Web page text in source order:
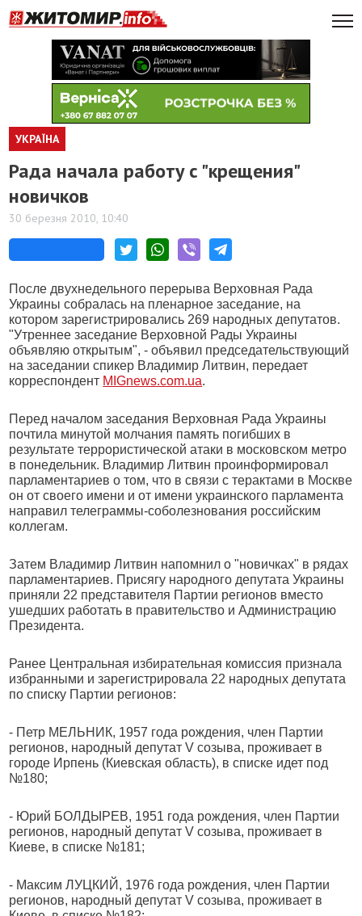
УКРАЇНА
Рада начала работу с "крещения"
новичков
30 березня 2010, 10:40
После двухнедельного перерыва Верховная Рада
Украины собралась на пленарное заседание, на
котором зарегистрировались 269 народных депутатов.
"Утреннее заседание Верховной Рады Украины
объявляю открытым", - объявил председательствующий
на заседании спикер Владимир Литвин, передает
корреспондент MIGnews.com.ua.
Перед началом заседания Верховная Рада Украины
почтила минутой молчания память погибших в
результате террористической атаки в московском метро
в понедельник. Владимир Литвин проинформировал
парламентариев о том, что в связи с терактами в Москве
он от своего имени и от имени украинского парламента
направил телеграммы-соболезнования российским
коллегам.
Затем Владимир Литвин напомнил о "новичках" в рядах
парламентариев. Присягу народного депутата Украины
приняли 22 представителя Партии регионов вместо
ушедших работать в правительство и Администрацию
Президента.
Ранее Центральная избирательная комиссия признала
избранными и зарегистрировала 22 народных депутата
по списку Партии регионов:
- Петр МЕЛЬНИК, 1957 года рождения, член Партии
регионов, народный депутат V созыва, проживает в
городе Ирпень (Киевская область), в списке идет под
№180;
- Юрий БОЛДЫРЕВ, 1951 года рождения, член Партии
регионов, народный депутат V созыва, проживает в
Киеве, в списке №181;
- Максим ЛУЦКИЙ, 1976 года рождения, член Партии
регионов, народный депутат V созыва, проживает в